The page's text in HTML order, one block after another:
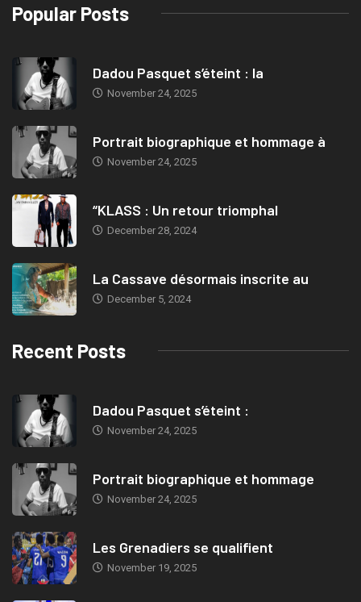
Popular Posts
Dadou Pasquet s’éteint : la
November 24, 2025
Portrait biographique et hommage à
November 24, 2025
“KLASS : Un retour triomphal
December 28, 2024
La Cassave désormais inscrite au
December 5, 2024
Recent Posts
Dadou Pasquet s’éteint :
November 24, 2025
Portrait biographique et hommage
November 24, 2025
Les Grenadiers se qualifient
November 19, 2025